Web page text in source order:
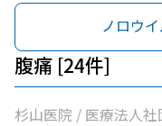
科・老年内科 / 医療
団慈誠会慈誠会・光
協会練馬光が丘病院 /
ニック東館分院内科
ック / 医療法人社団
ノロウ
腹痛 [24件]
杉山医院 / 医療法人